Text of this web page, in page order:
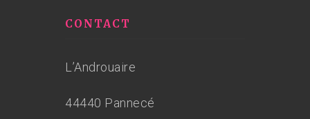
CONTACT
L’Androuaire
44440 Pannecé